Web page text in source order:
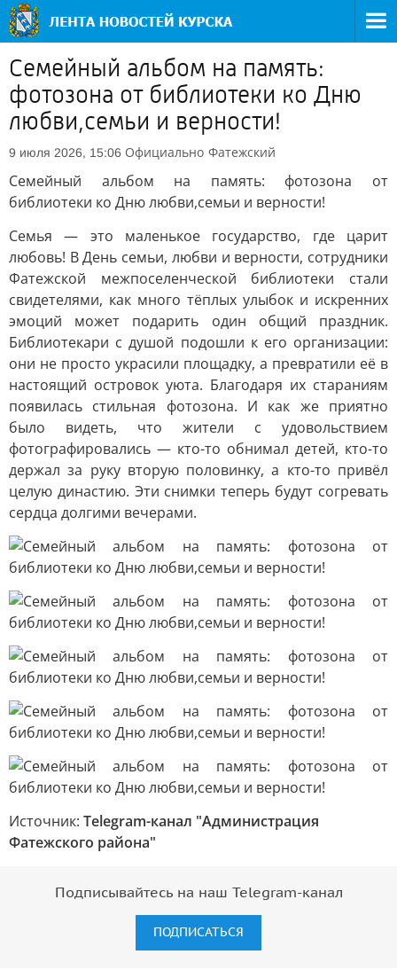
Семейный альбом на память:
фотозона от библиотеки ко Дню
любви,семьи и верности!
9 июля 2026, 15:06 Официально Фатежский
Семейный альбом на память: фотозона от
библиотеки ко Дню любви,семьи и верности!
Семья — это маленькое государство, где царит
любовь! В День семьи, любви и верности, сотрудники
Фатежской межпоселенческой библиотеки стали
свидетелями, как много тёплых улыбок и искренних
эмоций может подарить один общий праздник.
Библиотекари с душой подошли к его организации:
они не просто украсили площадку, а превратили её в
настоящий островок уюта. Благодаря их стараниям
появилась стильная фотозона. И как же приятно
было видеть, что жители с удовольствием
фотографировались — кто-то обнимал детей, кто-то
держал за руку вторую половинку, а кто-то привёл
целую династию. Эти снимки теперь будут согревать
сердца долгими вечерами.
Источник: Telegram-канал "Администрация
Фатежского района"
Подписывайтесь на наш Telegram-канал
ПОДПИСАТЬСЯ